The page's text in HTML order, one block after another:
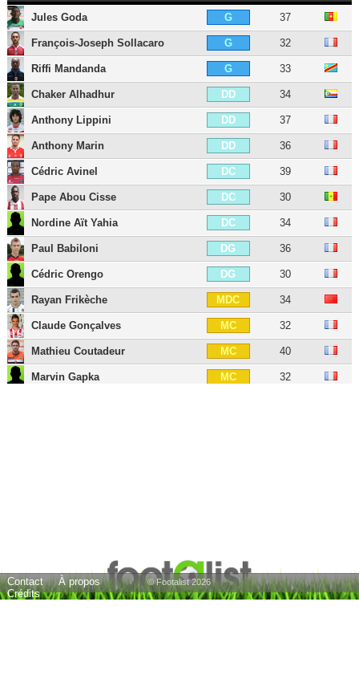
Jules Goda
G 37
François-Joseph Sollacaro G 32
Riffi Mandanda G 33
Chaker Alhadhur DD 34
Anthony Lippini DD 37
Anthony Marin DD 36
Cédric Avinel DC 39
Pape Abou Cisse DC 30
Nordine Aït Yahia DC 34
Paul Babiloni DG 36
Cédric Orengo DG 30
Rayan Frikèche MDC 34
Claude Gonçalves MC 32
Mathieu Coutadeur MC 40
Marvin Gapka MC 32
Hugo Vidémont AIG 33
Contact
À propos
Crédits
© Footalist 2026